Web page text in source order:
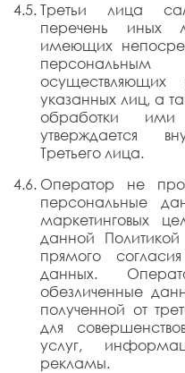
Третьи лица
перечень иных
имеющих
осуществляющих
указанных лиц, а
обработки ими
утверждается
Третьего лица.
Оператор не
персональные
маркетинговых
данной
прямого
данных.
обезличенные
полученной от
для
услуг,
рекламы.